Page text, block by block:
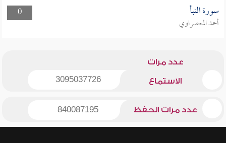
0
سورة النبأ
أحمد المعصراوي
عدد مرات
الاستماع 3095037726
عدد مرات الحفظ 840087195